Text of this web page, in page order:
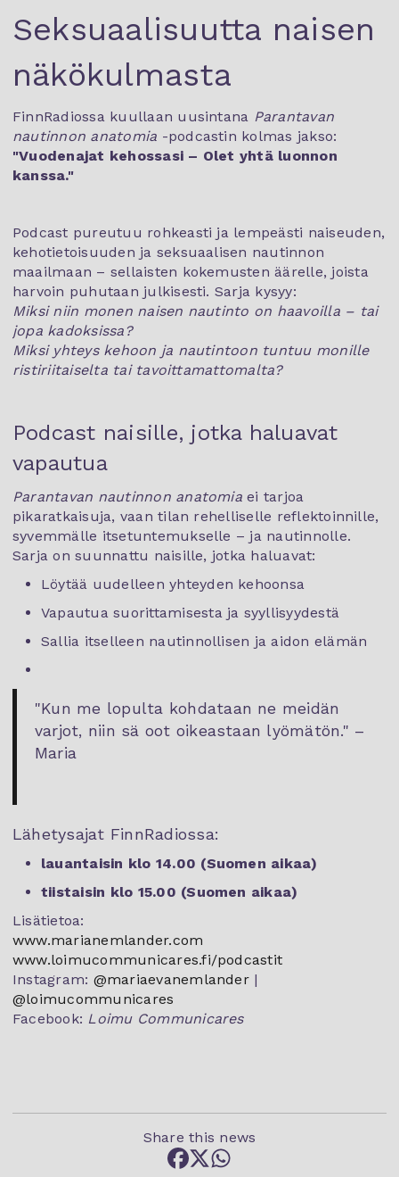
Seksuaalisuutta naisen
näkökulmasta
FinnRadiossa kuullaan uusintana Parantavan
nautinnon anatomia -podcastin kolmas jakso:
"Vuodenajat kehossasi – Olet yhtä luonnon
kanssa."
Podcast pureutuu rohkeasti ja lempeästi naiseuden,
kehotietoisuuden ja seksuaalisen nautinnon
maailmaan – sellaisten kokemusten äärelle, joista
harvoin puhutaan julkisesti. Sarja kysyy:
Miksi niin monen naisen nautinto on haavoilla – tai
jopa kadoksissa?
Miksi yhteys kehoon ja nautintoon tuntuu monille
ristiriitaiselta tai tavoittamattomalta?
Podcast naisille, jotka haluavat
vapautua
Parantavan nautinnon anatomiaei tarjoa
pikaratkaisuja, vaan tilan rehelliselle reflektoinnille,
syvemmälle itsetuntemukselle – ja nautinnolle.
Sarja on suunnattu naisille, jotka haluavat:
Löytää uudelleen yhteyden kehoonsa
Vapautua suorittamisesta ja syyllisyydestä
Sallia itselleen nautinnollisen ja aidon elämän
"Kun me lopulta kohdataan ne meidän
varjot, niin sä oot oikeastaan lyömätön." –
Maria
Lähetysajat FinnRadiossa:
lauantaisin klo 14.00 (Suomen aikaa)
tiistaisin klo 15.00 (Suomen aikaa)
Lisätietoa:
www.marianemlander.com
www.loimucommunicares.fi/podcastit
Instagram: @mariaevanemlander|
@loimucommunicares
Facebook: Loimu Communicares
Share this news